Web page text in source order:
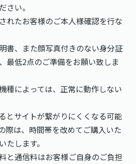
さい。
れたお客様のご本人様確認を行な
書、また顔写真付きのない身分証
最低2点のご準備をお願い致しま
種によっては、正常に動作しない
とサイトが繋がりにくくなる可能
際は、時間帯を改めてご購入いた
たします。
と通信料はお客様ご自身のご負担